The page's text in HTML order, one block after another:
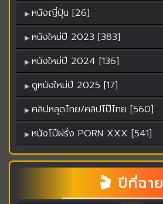
หนังญี่ปุ่น [26]
หนังใหม่ปี 2023 [383]
หนังใหม่ปี 2024 [136]
ดูหนังใหม่ปี 2025 [17]
คลิปหลุดไทย/คลิปโป๊ไทย [560]
หนังโป๊ฝรั่ง PORN XXX [541]
🎬 ปีที่ฉาย